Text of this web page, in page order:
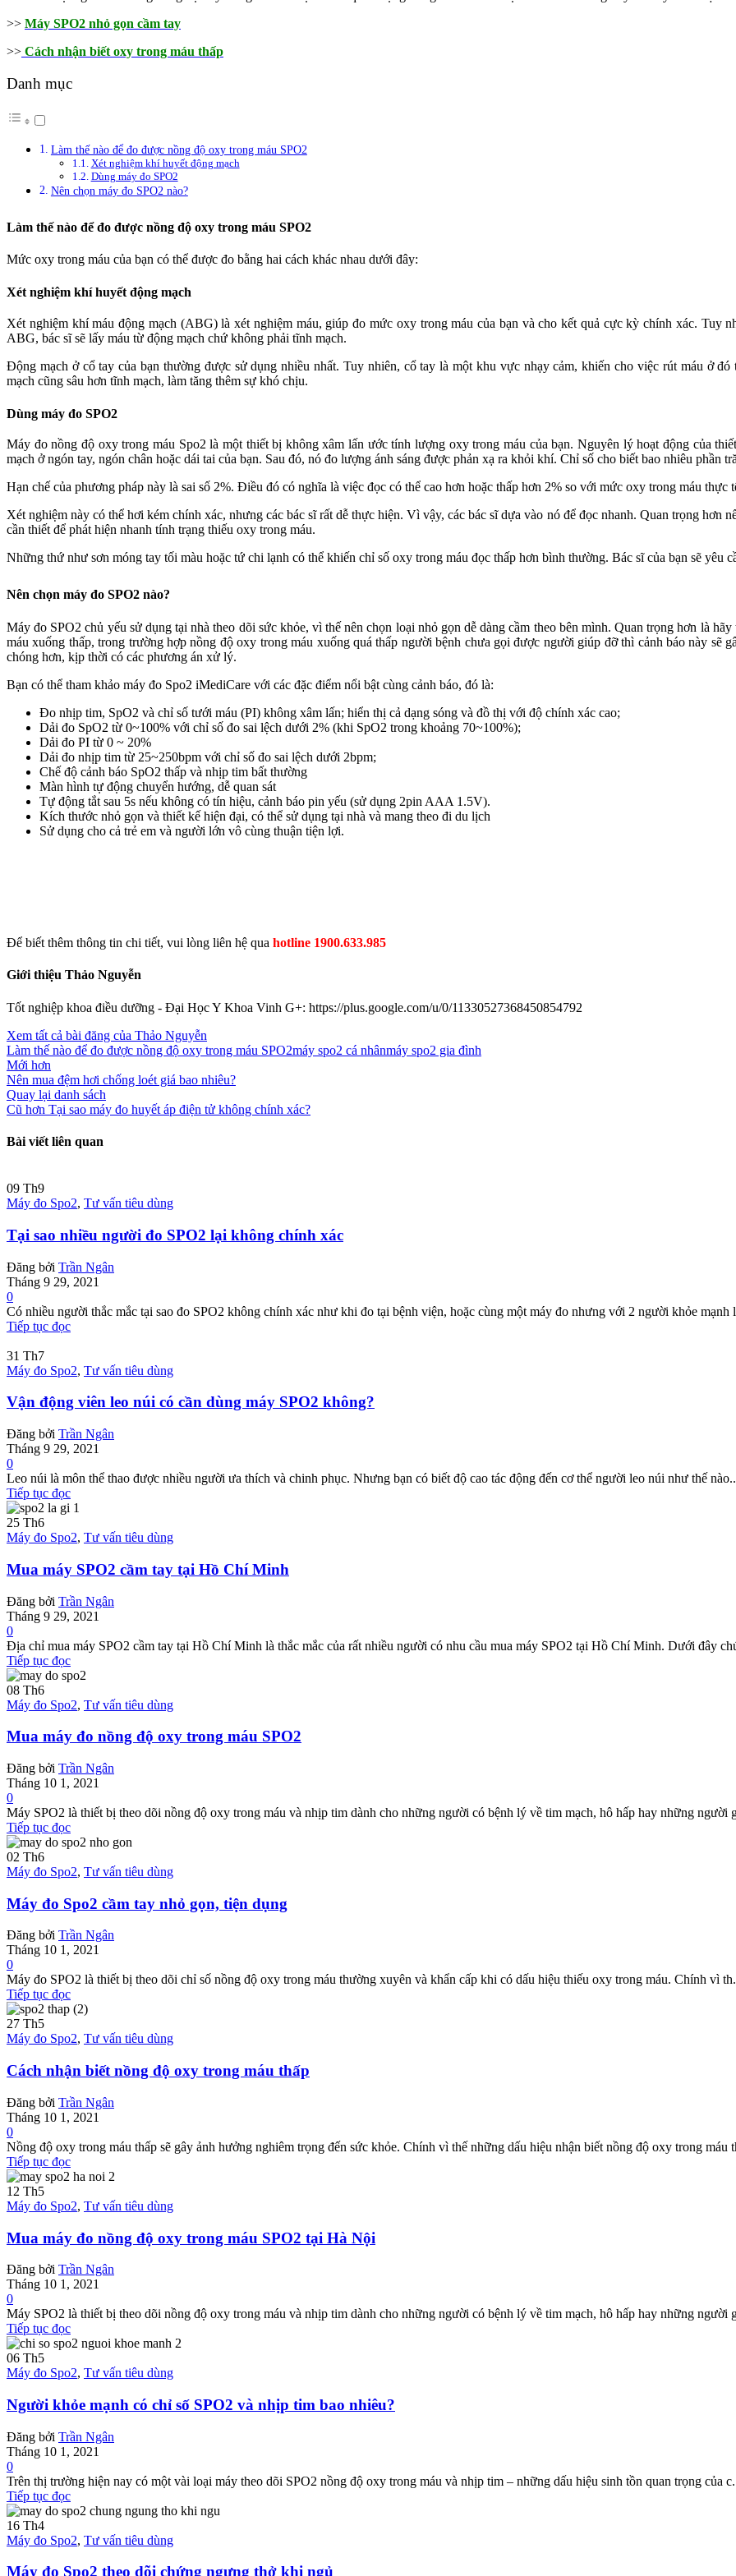
>> Máy SPO2 nhỏ gọn cầm tay
>> Cách nhận biết oxy trong máu thấp
Danh mục
Làm thế nào để đo được nồng độ oxy trong máu SPO2
Xét nghiệm khí huyết động mạch
Dùng máy đo SPO2
Nên chọn máy đo SPO2 nào?
Làm thế nào để đo được nồng độ oxy trong máu SPO2
Mức oxy trong máu của bạn có thể được đo bằng hai cách khác nhau dưới đây:
Xét nghiệm khí huyết động mạch
Xét nghiệm khí máu động mạch (ABG) là xét nghiệm máu, giúp đo mức oxy trong máu của bạn và cho kết quả cực kỳ chính xác. Tuy
ABG, bác sĩ sẽ lấy máu từ động mạch chứ không phải tĩnh mạch.
Động mạch ở cổ tay của bạn thường được sử dụng nhiều nhất. Tuy nhiên, cổ tay là một khu vực nhạy cảm, khiến cho việc rút máu ở
mạch cũng sâu hơn tĩnh mạch, làm tăng thêm sự khó chịu.
Dùng máy đo SPO2
Máy đo nồng độ oxy trong máu Spo2 là một thiết bị không xâm lấn ước tính lượng oxy trong máu của bạn. Nguyên lý hoạt động của
mạch ở ngón tay, ngón chân hoặc dái tai của bạn. Sau đó, nó đo lượng ánh sáng được phản xạ ra khỏi khí. Chỉ số cho biết bao nhiêu phần
Hạn chế của phương pháp này là sai số 2%. Điều đó có nghĩa là việc đọc có thể cao hơn hoặc thấp hơn 2% so với mức oxy trong máu thực
Xét nghiệm này có thể hơi kém chính xác, nhưng các bác sĩ rất dễ thực hiện. Vì vậy, các bác sĩ dựa vào nó để đọc nhanh. Quan trọng hơn
cần thiết để phát hiện nhanh tính trạng thiếu oxy trong máu.
Những thứ như sơn móng tay tối màu hoặc tứ chi lạnh có thể khiến chỉ số oxy trong máu đọc thấp hơn bình thường. Bác sĩ của bạn sẽ yêu
Nên chọn máy đo SPO2 nào?
Máy đo SPO2 chủ yếu sử dụng tại nhà theo dõi sức khỏe, vì thế nên chọn loại nhỏ gọn dễ dàng cầm theo bên mình. Quan trọng hơn là
máu xuống thấp, trong trường hợp nồng độ oxy trong máu xuống quá thấp người bệnh chưa gọi được người giúp đỡ thì cảnh báo này sẽ
chóng hơn, kịp thời có các phương án xử lý.
Bạn có thể tham khảo máy đo Spo2 iMediCare với các đặc điểm nổi bật cùng cảnh báo, đó là:
Đo nhịp tim, SpO2 và chỉ số tưới máu (PI) không xâm lấn; hiển thị cả dạng sóng và đồ thị với độ chính xác cao;
Dải đo SpO2 từ 0~100% với chỉ số đo sai lệch dưới 2% (khi SpO2 trong khoảng 70~100%);
Dải đo PI từ 0 ~ 20%
Dải đo nhịp tim từ 25~250bpm với chỉ số đo sai lệch dưới 2bpm;
Chế độ cảnh báo SpO2 thấp và nhịp tim bất thường
Màn hình tự động chuyển hướng, dễ quan sát
Tự động tắt sau 5s nếu không có tín hiệu, cảnh báo pin yếu (sử dụng 2pin AAA 1.5V).
Kích thước nhỏ gọn và thiết kế hiện đại, có thể sử dụng tại nhà và mang theo đi du lịch
Sử dụng cho cả trẻ em và người lớn vô cùng thuận tiện lợi.
Để biết thêm thông tin chi tiết, vui lòng liên hệ qua hotline 1900.633.985
Giới thiệu Thảo Nguyễn
Tốt nghiệp khoa điều dưỡng - Đại Học Y Khoa Vinh G+: https://plus.google.com/u/0/11330527368450854792
Xem tất cả bài đăng của Thảo Nguyễn
Làm thế nào để đo được nồng độ oxy trong máu SPO2máy spo2 cá nhânmáy spo2 gia đình
Mới hơn
Nên mua đệm hơi chống loét giá bao nhiêu?
Quay lại danh sách
Cũ hơn Tại sao máy đo huyết áp điện tử không chính xác?
Bài viết liên quan
09 Th9
Máy đo Spo2, Tư vấn tiêu dùng
Tại sao nhiều người đo SPO2 lại không chính xác
Đăng bởi Trần Ngân
Tháng 9 29, 2021
0
Có nhiều người thắc mắc tại sao đo SPO2 không chính xác như khi đo tại bệnh viện, hoặc cùng một máy đo nhưng với 2 người khỏe mạnh
Tiếp tục đọc
31 Th7
Máy đo Spo2, Tư vấn tiêu dùng
Vận động viên leo núi có cần dùng máy SPO2 không?
Đăng bởi Trần Ngân
Tháng 9 29, 2021
0
Leo núi là môn thể thao được nhiều người ưa thích và chinh phục. Nhưng bạn có biết độ cao tác động đến cơ thể người leo núi như thế
Tiếp tục đọc
25 Th6
Máy đo Spo2, Tư vấn tiêu dùng
Mua máy SPO2 cầm tay tại Hồ Chí Minh
Đăng bởi Trần Ngân
Tháng 9 29, 2021
0
Địa chỉ mua máy SPO2 cầm tay tại Hồ Chí Minh là thắc mắc của rất nhiều người có nhu cầu mua máy SPO2 tại Hồ Chí Minh. Dưới đây
Tiếp tục đọc
08 Th6
Máy đo Spo2, Tư vấn tiêu dùng
Mua máy đo nồng độ oxy trong máu SPO2
Đăng bởi Trần Ngân
Tháng 10 1, 2021
0
Máy SPO2 là thiết bị theo dõi nồng độ oxy trong máu và nhịp tim dành cho những người có bệnh lý về tim mạch, hô hấp hay những người
Tiếp tục đọc
02 Th6
Máy đo Spo2, Tư vấn tiêu dùng
Máy đo Spo2 cầm tay nhỏ gọn, tiện dụng
Đăng bởi Trần Ngân
Tháng 10 1, 2021
0
Máy đo SPO2 là thiết bị theo dõi chỉ số nồng độ oxy trong máu thường xuyên và khẩn cấp khi có dấu hiệu thiếu oxy trong máu. Chính vì
Tiếp tục đọc
27 Th5
Máy đo Spo2, Tư vấn tiêu dùng
Cách nhận biết nồng độ oxy trong máu thấp
Đăng bởi Trần Ngân
Tháng 10 1, 2021
0
Nồng độ oxy trong máu thấp sẽ gây ảnh hưởng nghiêm trọng đến sức khỏe. Chính vì thế những dấu hiệu nhận biết nồng độ oxy trong máu
Tiếp tục đọc
12 Th5
Máy đo Spo2, Tư vấn tiêu dùng
Mua máy đo nồng độ oxy trong máu SPO2 tại Hà Nội
Đăng bởi Trần Ngân
Tháng 10 1, 2021
0
Máy SPO2 là thiết bị theo dõi nồng độ oxy trong máu và nhịp tim dành cho những người có bệnh lý về tim mạch, hô hấp hay những người
Tiếp tục đọc
06 Th5
Máy đo Spo2, Tư vấn tiêu dùng
Người khỏe mạnh có chỉ số SPO2 và nhịp tim bao nhiêu?
Đăng bởi Trần Ngân
Tháng 10 1, 2021
0
Trên thị trường hiện nay có một vài loại máy theo dõi SPO2 nồng độ oxy trong máu và nhịp tim – những dấu hiệu sinh tồn quan trọng của
Tiếp tục đọc
16 Th4
Máy đo Spo2, Tư vấn tiêu dùng
Máy đo Spo2 theo dõi chứng ngưng thở khi ngủ